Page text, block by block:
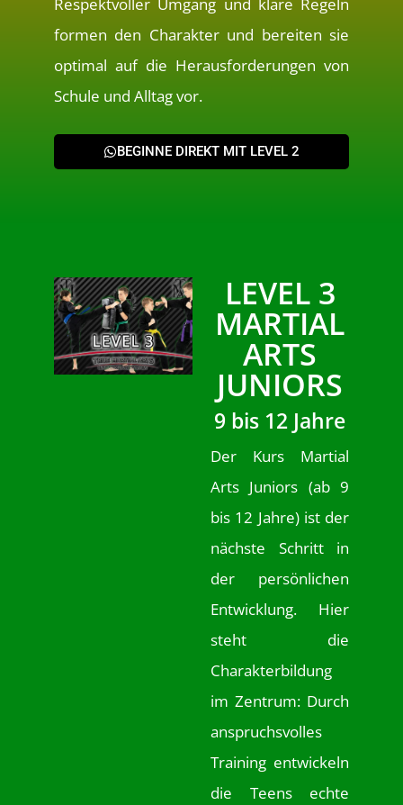
formen den Charakter und bereiten sie
optimal auf die Herausforderungen von
Schule und Alltag vor.
BEGINNE DIREKT MIT LEVEL 2
LEVEL 3
MARTIAL
ARTS
JUNIORS
9 bis 12 Jahre
Der Kurs Martial
Arts Juniors (ab 9
bis 12 Jahre) ist der
nächste Schritt in
der persönlichen
Entwicklung. Hier
steht die
Charakterbildung
im Zentrum: Durch
anspruchsvolles
Training entwickeln
die Teens echte